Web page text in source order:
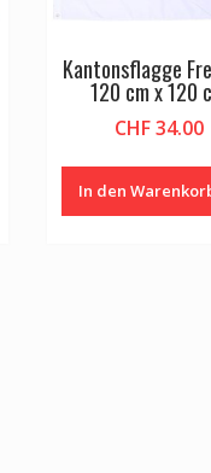
Kantonsflagge
120 cm x 120
CHF34.00
In den